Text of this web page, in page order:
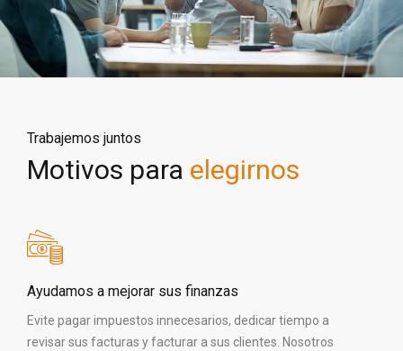
Trabajemos juntos
Motivos para elegirnos
Ayudamos a mejorar sus finanzas
Evite pagar impuestos innecesarios, dedicar tiempo a
revisar sus facturas y facturar a sus clientes. Nosotros